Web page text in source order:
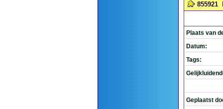
855921
Plaats van
Datum:
Tags:
Geplaatst